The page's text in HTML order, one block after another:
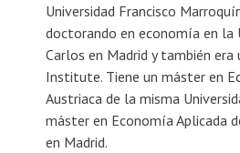
Universidad Francisco
doctorando en economía en la
Carlos en Madrid y también
Institute. Tiene un máster en
Austriaca de la misma
máster en Economía Aplicada
en Madrid.